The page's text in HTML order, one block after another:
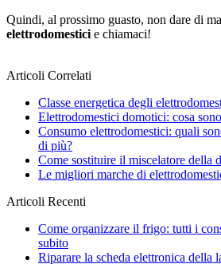
Quindi, al prossimo guasto, non dare di
elettrodomestici e chiamaci!
Articoli Correlati
Classe energetica degli
Elettrodomestici domotici: cosa
Consumo elettrodomestici: quali
di più?
Come sostituire il miscelatore della
Le migliori marche di
Articoli Recenti
Come organizzare il frigo: tutti i
subito
Riparare la scheda elettronica della